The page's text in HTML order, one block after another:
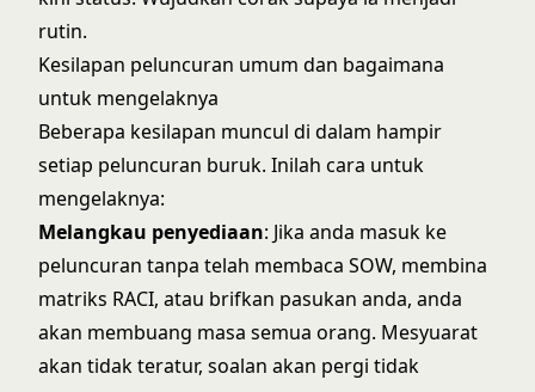
rutin.
Kesilapan peluncuran umum dan bagaimana
untuk mengelaknya
Beberapa kesilapan muncul di dalam hampir
setiap peluncuran buruk. Inilah cara untuk
mengelaknya:
Melangkau penyediaan: Jika anda masuk ke
peluncuran tanpa telah membaca SOW, membina
matriks RACI, atau brifkan pasukan anda, anda
akan membuang masa semua orang. Mesyuarat
akan tidak teratur, soalan akan pergi tidak